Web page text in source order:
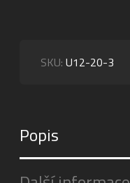
SKU:U12-20-3
Popis